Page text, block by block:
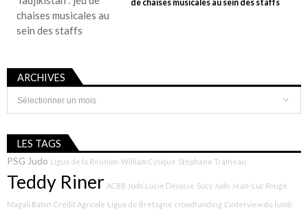
de chaises musicales au sein des staffs
ARCHIVES
Archives
LES TAGS
PSG Judo Ligue de la Réunion William Cysique Stéphane Traineau
Teddy Riner ACBB Judo Lucie Décosse Sucy Judo Jean-Luc Rougé
Magali Baton Crédit Agricole Ligue de Bretagne crowdfunding L'interview du lundi